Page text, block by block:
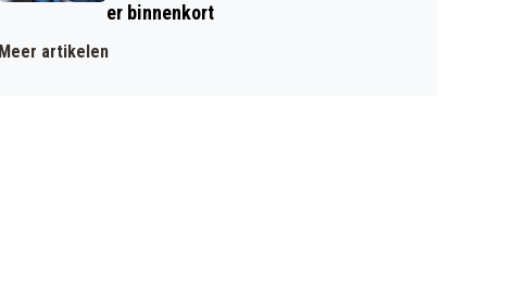
er binnenkort
Meer artikelen